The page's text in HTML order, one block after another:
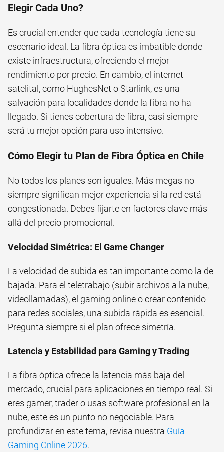
Elegir Cada Uno?
Es crucial entender que cada tecnología tiene su
escenario ideal. La fibra óptica es imbatible donde
existe infraestructura, ofreciendo el mejor
rendimiento por precio. En cambio, el internet
satelital, como HughesNet o Starlink, es una
salvación para localidades donde la fibra no ha
llegado. Si tienes cobertura de fibra, casi siempre
será tu mejor opción para uso intensivo.
Cómo Elegir tu Plan de Fibra Óptica en Chile
No todos los planes son iguales. Más megas no
siempre significan mejor experiencia si la red está
congestionada. Debes fijarte en factores clave más
allá del precio promocional.
Velocidad Simétrica: El Game Changer
La velocidad de subida es tan importante como la de
bajada. Para el teletrabajo (subir archivos a la nube,
videollamadas), el gaming online o crear contenido
para redes sociales, una subida rápida es esencial.
Pregunta siempre si el plan ofrece simetría.
Latencia y Estabilidad para Gaming y Trading
La fibra óptica ofrece la latencia más baja del
mercado, crucial para aplicaciones en tiempo real. Si
eres gamer, trader o usas software profesional en la
nube, este es un punto no negociable. Para
profundizar en este tema, revisa nuestra Guía
Gaming Online 2026.